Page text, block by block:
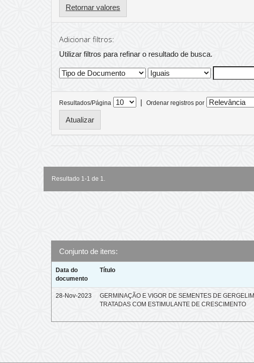
Retornar valores
Adicionar filtros:
Utilizar filtros para refinar o resultado de busca.
Resultados/Página | Ordenar registros por
Resultado 1-1 de 1.
Conjunto de itens:
Data do
documento
Título
28-Nov-2023
GERMINAÇÃO E VIGOR DE SEMENTES DE GERGELIM
TRATADAS COM ESTIMULANTE DE CRESCIMENTO